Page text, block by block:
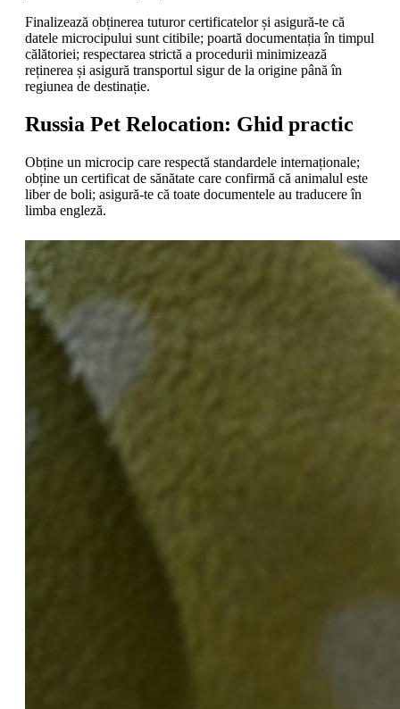
Finalizează obținerea tuturor certificatelor și asigură-te că
datele microcipului sunt citibile; poartă documentația în timpul
călătoriei; respectarea strictă a procedurii minimizează
reținerea și asigură transportul sigur de la origine până în
regiunea de destinație.
Russia Pet Relocation: Ghid practic
Obține un microcip care respectă standardele internaționale;
obține un certificat de sănătate care confirmă că animalul este
liber de boli; asigură-te că toate documentele au traducere în
limba engleză.